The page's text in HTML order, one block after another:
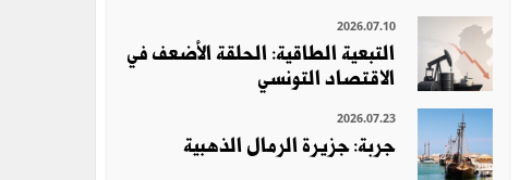
2026.07.10
التبعية الطاقية: الحلقة الأضعف في
الاقتصاد التونسي
2026.07.23
جربة: جزيرة الرمال الذهبية